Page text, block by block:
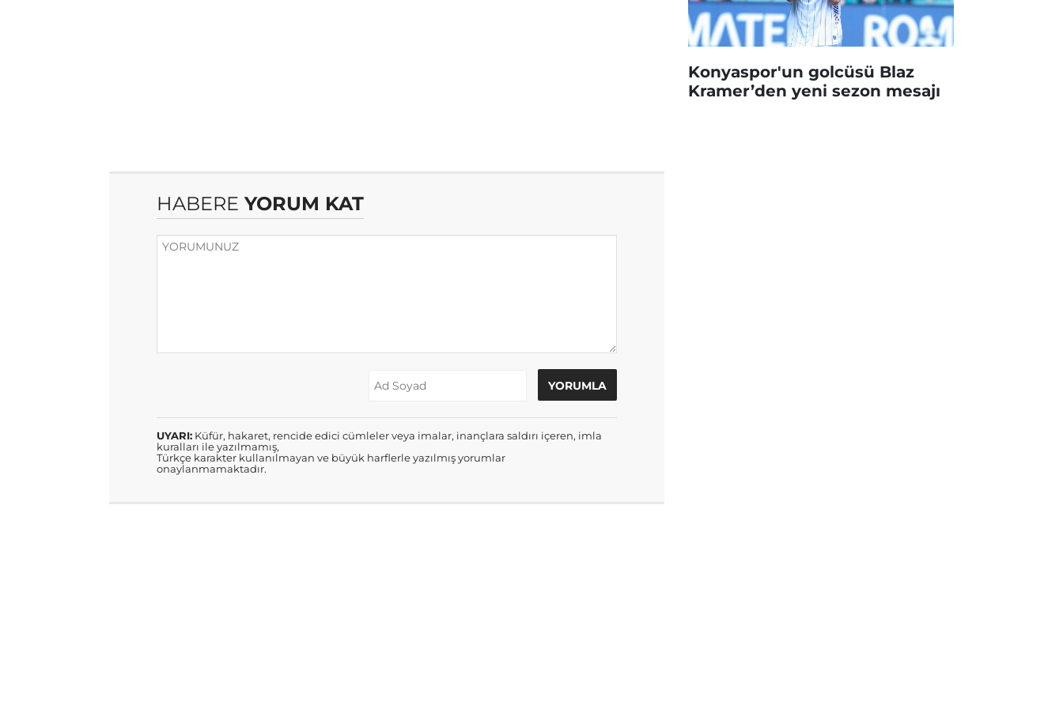
HABERE YORUM KAT
UYARI: Küfür, hakaret, rencide edici cümleler veya imalar, inançlara saldırı içeren, imla
kuralları ile yazılmamış,
Türkçe karakter kullanılmayan ve büyük harflerle yazılmış yorumlar
onaylanmamaktadır.
Konyaspor'un golcüsü Blaz
Kramer’den yeni sezon mesajı